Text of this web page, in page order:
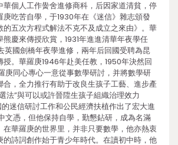
華個人工作黌舍進修商科，后因家道清貧，停
吃苦自學，于1930年在《迷信》雜志頒發
的五次方程式解法不克不及成立之來由》。華
慶來傳授欣賞，1931年進進清華年夜學任
英國劍橋年夜學進修，兩年后回國受聘為昆
。華羅庚1946年赴美任教，1950年決然回
庚同心專心一意從事數學研討，并將數學研
合，全力推行有助于改良生孩子工藝、進步產
法”與可以或許晉陞生孩子組織治理效力
的迷信研討工作和公民經濟扶植作出了宏大進
文憑，但他保持自學，勤懇鉆研，成為名滿
華羅庚的世界里，并非只要數學，他亦熱衷
的詩詞創作始于青少年時代。在讀初中時，他